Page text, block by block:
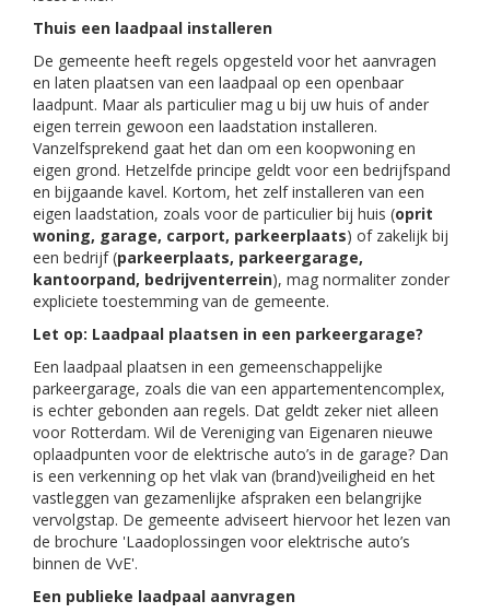
Thuis een laadpaal installeren
De gemeente heeft regels opgesteld voor het aanvragen
en laten plaatsen van een laadpaal op een openbaar
laadpunt. Maar als particulier mag u bij uw huis of ander
eigen terrein gewoon een laadstation installeren.
Vanzelfsprekend gaat het dan om een koopwoning en
eigen grond. Hetzelfde principe geldt voor een bedrijfspand
en bijgaande kavel. Kortom, het zelf installeren van een
eigen laadstation, zoals voor de particulier bij huis (oprit
woning, garage, carport, parkeerplaats) of zakelijk bij
een bedrijf (parkeerplaats, parkeergarage,
kantoorpand, bedrijventerrein), mag normaliter zonder
expliciete toestemming van de gemeente.
Let op: Laadpaal plaatsen in een parkeergarage?
Een laadpaal plaatsen in een gemeenschappelijke
parkeergarage, zoals die van een appartementencomplex,
is echter gebonden aan regels. Dat geldt zeker niet alleen
voor Rotterdam. Wil de Vereniging van Eigenaren nieuwe
oplaadpunten voor de elektrische auto’s in de garage? Dan
is een verkenning op het vlak van (brand)veiligheid en het
vastleggen van gezamenlijke afspraken een belangrijke
vervolgstap. De gemeente adviseert hiervoor het lezen van
de brochure 'Laadoplossingen voor elektrische auto’s
binnen de VvE'.
Een publieke laadpaal aanvragen